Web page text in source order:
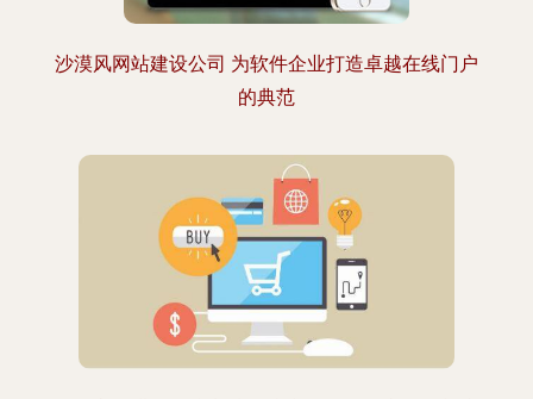
沙漠风网站建设公司 为软件企业打造卓越在线门户
的典范